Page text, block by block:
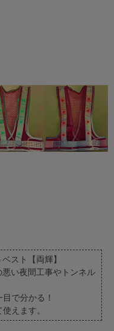
スト【両輝】
い夜間工事やトンネル
で分かる！
えます。